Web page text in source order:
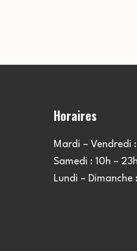
Horaires
Mardi – Vendredi
Samedi : 10h – 23h
Lundi – Dimanche